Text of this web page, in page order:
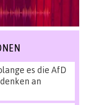
es die AfD
an